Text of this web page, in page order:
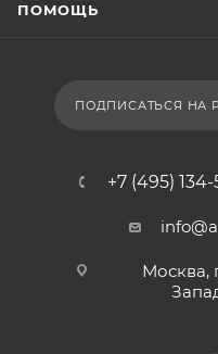
ПОМОЩЬ
ПОДПИСАТЬСЯ НА
+7 (495)
Москва,